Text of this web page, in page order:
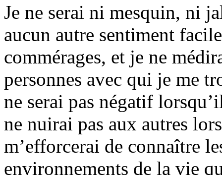
Je ne serai ni mesquin, ni
aucun autre sentiment
commérages, et je ne
personnes avec qui je me
ne serai pas négatif
ne nuirai pas aux autres
m’efforcerai de connaître
environnements de la vie